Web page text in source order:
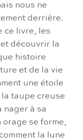
nous ne
derrière.
ce livre, les
découvrir la
histoire
et de la vie
une étoile
taupe creuse
nager à sa
se forme,
la lune